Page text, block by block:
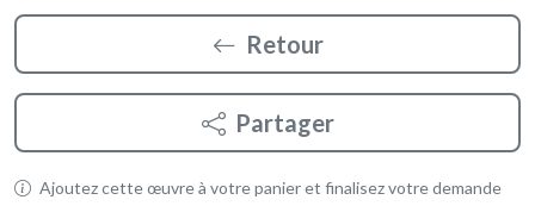
Retour
Partager
Ajoutez cette œuvre à votre panier et finalisez votre demande